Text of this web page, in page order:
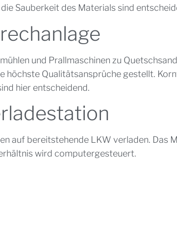
Sauberkeit des Materials sind
und Prallmaschinen zu
höchste Qualitätsansprüche gestellt.
hier entscheidend.
auf bereitstehende LKW verladen. Das
wird computergesteuert.